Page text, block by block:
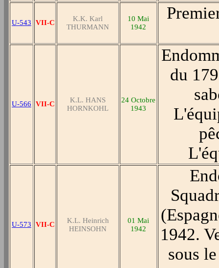
U-543 VII-C
K.K. Karl
THURMANN
10 Mai
1942
U-566 VII-C
K.L. HANS
HORNKOHL
24 Octobre
1943
du
U-573 VII-C
K.L. Heinrich
HEINSOHN
01 Mai
1942
1942.
sous